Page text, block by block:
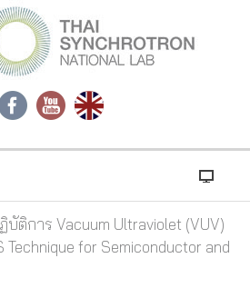
บัติการ Vacuum Ultraviolet (VUV)
Technique for Semiconductor and